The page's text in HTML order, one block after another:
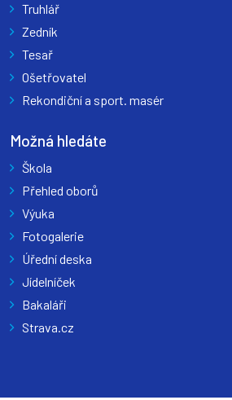
Truhlář
Zedník
Tesař
Ošetřovatel
Rekondiční a sport. masér
Možná hledáte
Škola
Přehled oborů
Výuka
Fotogalerie
Úřední deska
Jídelníček
Bakaláři
Strava.cz